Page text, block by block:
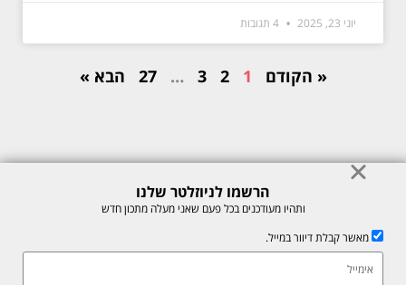
יוני 23, 2025
« הקודם 1
2
3
…
27 הבא »
© כל הזכויות לתוכן באתר שמורות למיכל רוזנבך 2026. אין להעתיק או לשכפל
אתר זה מוגן על ידי reCAPTCHA של חברת Google, לצפייה ב-
הרשמו לניוזלטר שלנו
ותהיו מעודכנים בכל פעם שאני מעלה מתכון חדש
מאשר קבלת דיוור במייל.